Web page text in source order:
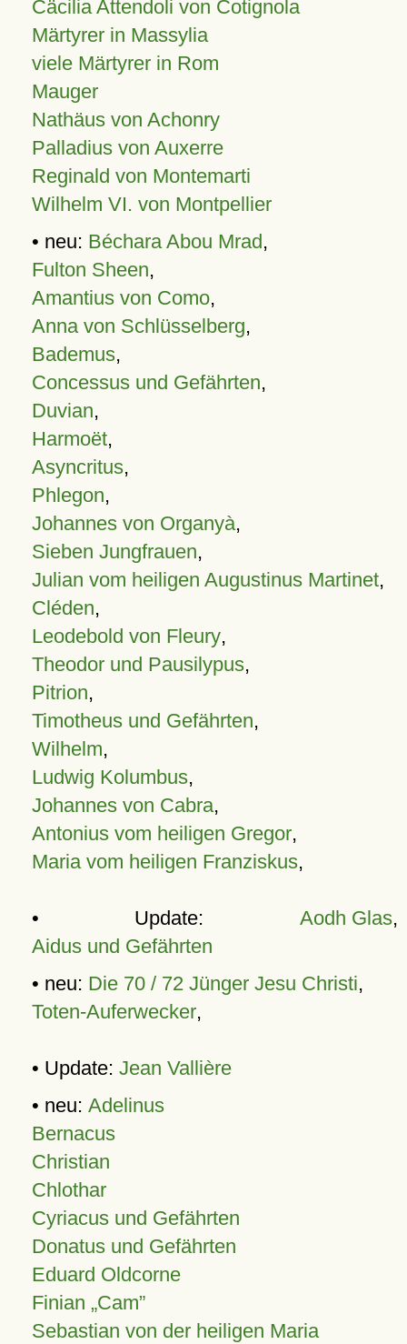
Cäcilia Attendoli von Cotignola
Märtyrer in Massylia
viele Märtyrer in Rom
Mauger
Nathäus von Achonry
Palladius von Auxerre
Reginald von Montemarti
Wilhelm VI. von Montpellier
• neu: Béchara Abou Mrad,
Fulton Sheen,
Amantius von Como,
Anna von Schlüsselberg,
Bademus,
Concessus und Gefährten,
Duvian,
Harmoët,
Asyncritus,
Phlegon,
Johannes von Organyà,
Sieben Jungfrauen,
Julian vom heiligen Augustinus Martinet,
Cléden,
Leodebold von Fleury,
Theodor und Pausilypus,
Pitrion,
Timotheus und Gefährten,
Wilhelm,
Ludwig Kolumbus,
Johannes von Cabra,
Antonius vom heiligen Gregor,
Maria vom heiligen Franziskus,
• Update: Aodh Glas,
Aidus und Gefährten
• neu: Die 70 / 72 Jünger Jesu Christi,
Toten-Auferwecker,
• Update: Jean Vallière
• neu: Adelinus
Bernacus
Christian
Chlothar
Cyriacus und Gefährten
Donatus und Gefährten
Eduard Oldcorne
Finian Cam
Sebastian von der heiligen Maria